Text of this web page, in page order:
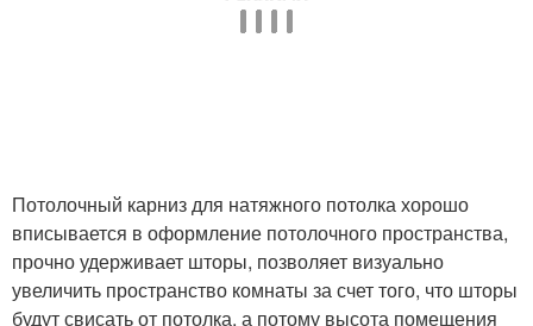
Потолочный карниз для натяжного потолка хорошо
вписывается в оформление потолочного пространства,
прочно удерживает шторы, позволяет визуально
увеличить пространство комнаты за счет того, что шторы
будут свисать от потолка, а потому высота помещения